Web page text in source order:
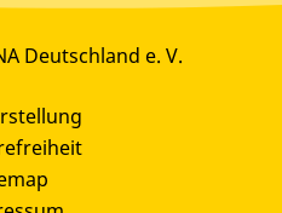
Deutschland e. V.